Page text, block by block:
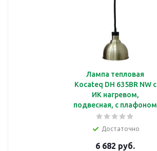
Лампа тепловая
Kocateq DH 635BR NW c
ИК нагревом,
подвесная, с плафоном
бронзового цвета
Ø250*220 мм
Достаточно
6 682 руб.